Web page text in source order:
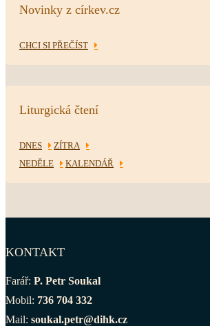
Novinky z církev.cz
CHCI SI PŘEČÍST
Liturgická čtení
DNES
ZÍTRA
NEDĚLE
KALENDÁŘ
KONTAKT
Farář: P. Petr Soukal
Mobil: 736 704 332
Mail: soukal.petr@dihk.cz